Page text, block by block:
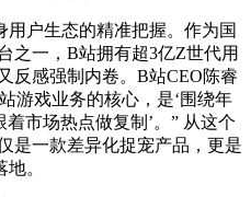
用户生态的精准把握。作为国
之一， B站拥有超3亿Z世代用
反感强制内卷。 B站CEO陈睿
站游戏业务的核心，是‘围绕年
市场热点做复制’。” 从这个
是一款差异化捉宠产品，更是
地。